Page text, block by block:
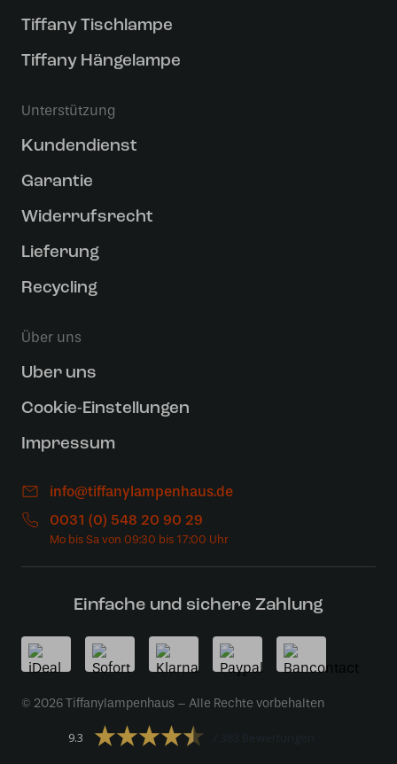
Tiffany Tischlampe
Tiffany Hängelampe
Unterstützung
Kundendienst
Garantie
Widerrufsrecht
Lieferung
Recycling
Über uns
Uber uns
Cookie-Einstellungen
Impressum
info@tiffanylampenhaus.de
0031 (0) 548 20 90 29
Einfache und sichere Zahlung
© 2026 Tiffanylampenhaus – Alle Rechte vorbehalten
9.3